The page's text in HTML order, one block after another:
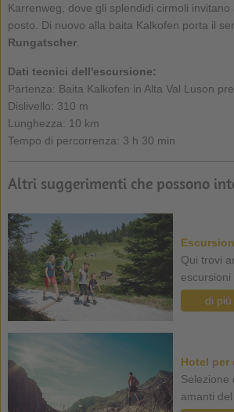
Karrenweg, dove gli splendidi cirmoli invitano
posto. Di nuovo alla baita Kalkofen porta il
Rungatscher.
Dati tecnici dell'escursione:
Partenza: Baita Kalkofen in Alta Val Luson
Dislivello: 310 m
Lunghezza: 10 km
Tempo di percorrenza: 3 h 30 min
Altri suggerimenti che possono
Qui trovi
escursioni
di più
Hotel per
Selezione
amanti del